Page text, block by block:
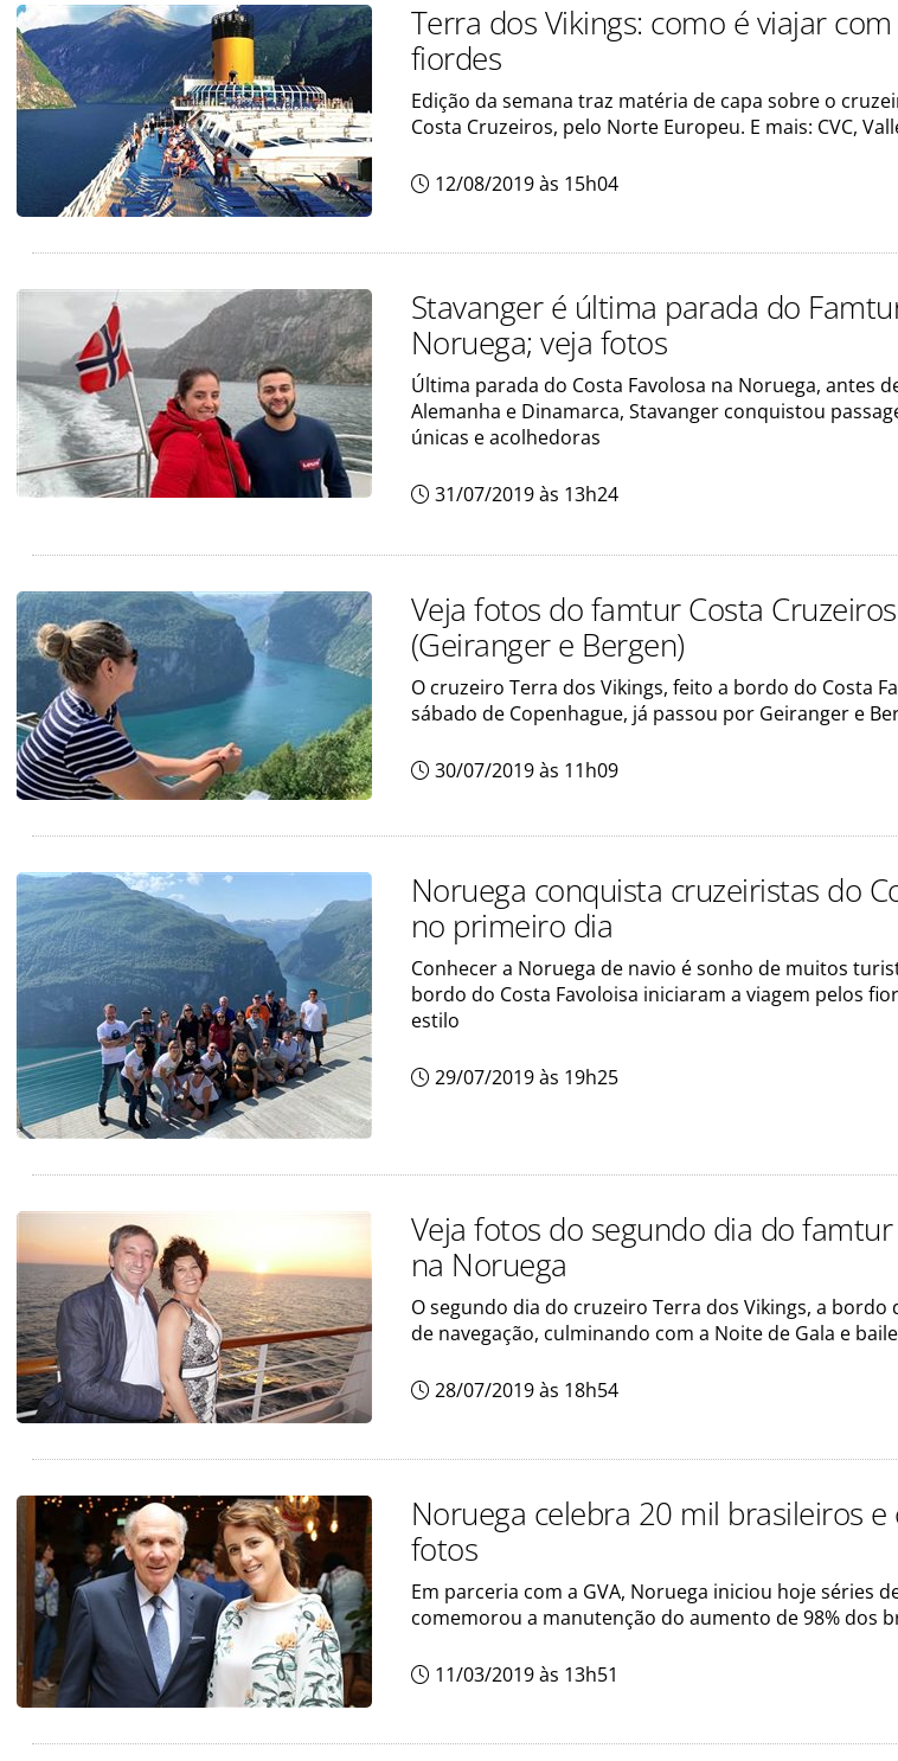
Terra dos Vikings: como é viajar
fiordes
Edição da semana traz matéria de capa sobre o
Costa Cruzeiros, pelo Norte Europeu. E mais: CVC,
12/08/2019 às 15h04
Stavanger é última parada do
Noruega; veja fotos
Última parada do Costa Favolosa na Noruega, antes
Alemanha e Dinamarca, Stavanger conquistou
únicas e acolhedoras
31/07/2019 às 13h24
Veja fotos do famtur Costa
(Geiranger e Bergen)
O cruzeiro Terra dos Vikings, feito a bordo do Costa
sábado de Copenhague, já passou por Geiranger e
30/07/2019 às 11h09
Noruega conquista cruzeiristas do
no primeiro dia
Conhecer a Noruega de navio é sonho de muitos
bordo do Costa Favoloisa iniciaram a viagem pelos
estilo
29/07/2019 às 19h25
Veja fotos do segundo dia do
na Noruega
O segundo dia do cruzeiro Terra dos Vikings, a bordo
de navegação, culminando com a Noite de Gala e
28/07/2019 às 18h54
Noruega celebra 20 mil brasileiros e
fotos
Em parceria com a GVA, Noruega iniciou hoje séries
comemorou a manutenção do aumento de 98% dos
11/03/2019 às 13h51